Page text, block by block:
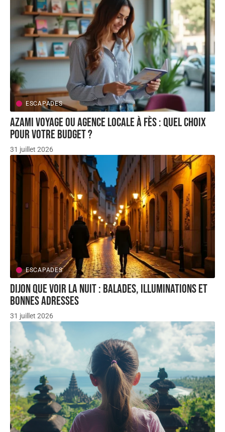
ESCAPADES
AZAMI VOYAGE ou agence locale à Fès : quel choix
pour votre budget ?
31 juillet 2026
ESCAPADES
Dijon que voir la nuit : balades, illuminations et
bonnes adresses
31 juillet 2026